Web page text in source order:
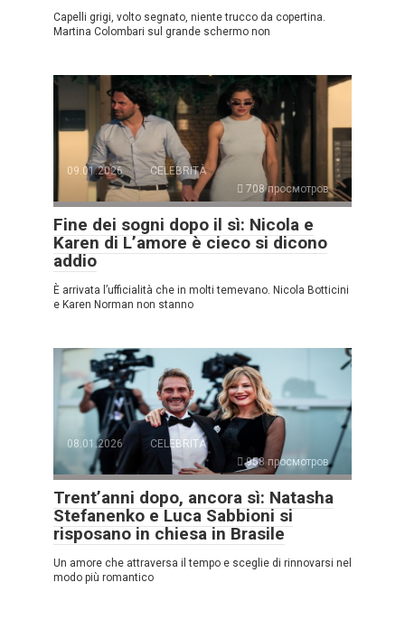
Capelli grigi, volto segnato, niente trucco da copertina.
Martina Colombari sul grande schermo non
09.01.2026
CELEBRITÀ
708 просмотров
Fine dei sogni dopo il sì: Nicola e
Karen di L’amore è cieco si dicono
addio
È arrivata l’ufficialità che in molti temevano. Nicola Botticini
e Karen Norman non stanno
08.01.2026
CELEBRITÀ
958 просмотров
Trent’anni dopo, ancora sì: Natasha
Stefanenko e Luca Sabbioni si
risposano in chiesa in Brasile
Un amore che attraversa il tempo e sceglie di rinnovarsi nel
modo più romantico